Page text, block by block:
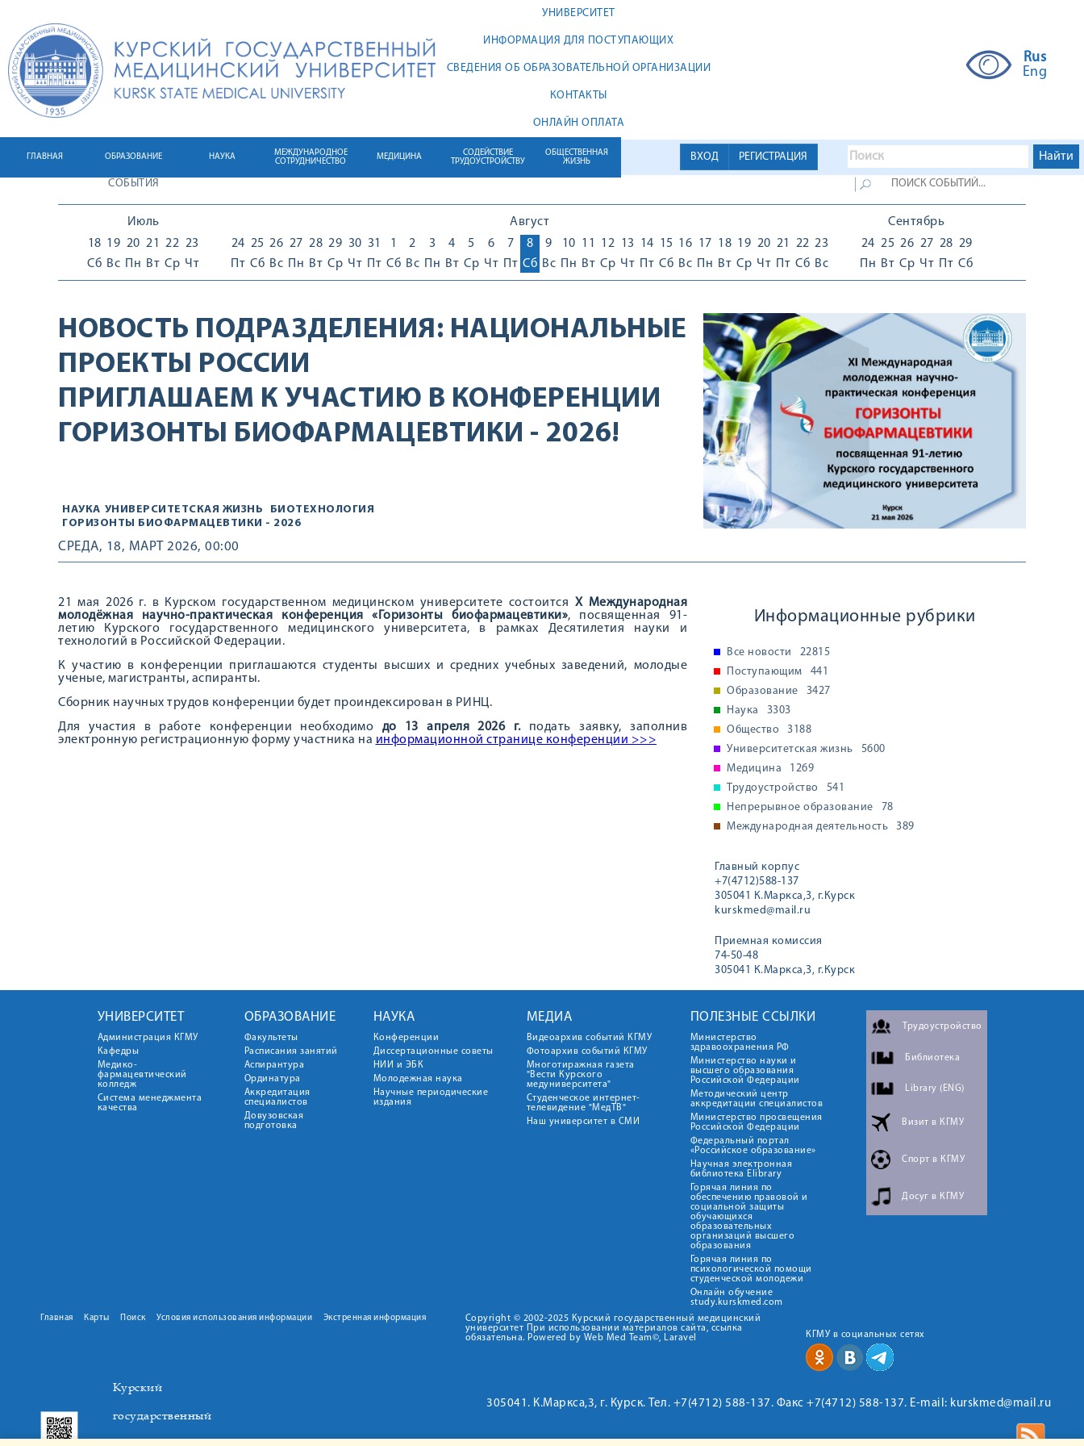
УНИВЕРСИТЕТ
ИНФОРМАЦИЯ ДЛЯ ПОСТУПАЮЩИХ
СВЕДЕНИЯ ОБ ОБРАЗОВАТЕЛЬНОЙ ОРГАНИЗАЦИИ
КОНТАКТЫ
ОНЛАЙН ОПЛАТА
Rus
Eng
ВХОД РЕГИСТРАЦИЯ
ГЛАВНАЯ ОБРАЗОВАНИЕ НАУКА
МЕЖДУНАРОДНОЕ
СОТРУДНИЧЕСТВО
МЕДИЦИНА
СОДЕЙСТВИЕ
ТРУДОУСТРОЙСТВУ
ОБЩЕСТВЕННАЯ
ЖИЗНЬ
СОБЫТИЯ
Июль
18
Сб
19
Вс
20
Пн
21
Вт
22
Ср
23
Чт
Август
24
Пт
25
Сб
26
Вс
27
Пн
28
Вт
29
Ср
30
Чт
31
Пт
1
Сб
2
Вс
3
Пн
4
Вт
5
Ср
6
Чт
7
Пт
8
Сб
9
Вс
10
Пн
11
Вт
12
Ср
13
Чт
14
Пт
15
Сб
16
Вс
17
Пн
18
Вт
19
Ср
20
Чт
21
Пт
22
Сб
23
Вс
Сентябрь
24
Пн
25
Вт
26
Ср
27
Чт
28
Пт
29
Сб
НОВОСТЬ ПОДРАЗДЕЛЕНИЯ: НАЦИОНАЛЬНЫЕ
ПРОЕКТЫ РОССИИ
ПРИГЛАШАЕМ К УЧАСТИЮ В КОНФЕРЕНЦИИ
ГОРИЗОНТЫ БИОФАРМАЦЕВТИКИ - 2026!
НАУКА УНИВЕРСИТЕТСКАЯ ЖИЗНЬ
БИОТЕХНОЛОГИЯ
ГОРИЗОНТЫ БИОФАРМАЦЕВТИКИ - 2026
СРЕДА, 18, МАРТ 2026, 00:00
21 мая 2026 г. в Курском государственном медицинском университете состоится Х Международная
молодёжная научно-практическая конференция «Горизонты биофармацевтики», посвященная 91-
летию Курского государственного медицинского университета, в рамках Десятилетия науки и
технологий в Российской Федерации.
К участию в конференции приглашаются студенты высших и средних учебных заведений, молодые
ученые, магистранты, аспиранты.
Сборник научных трудов конференции будет проиндексирован в РИНЦ.
Для участия в работе конференции необходимо до 13 апреля 2026 г.подать заявку, заполнив
электронную регистрационную форму участника на информационной странице конференции >>>
Информационные рубрики
Все новости
22815
Поступающим
441
Образование
3427
Наука
3303
Общество
3188
Университетская жизнь
5600
Медицина
1269
Трудоустройство
541
Непрерывное образование
78
Международная деятельность
389
Главный корпус
+7(4712)588-137
305041 К.Маркса,3, г.Курск
kurskmed@mail.ru
Приемная комиссия
74-50-48
305041 К.Маркса,3, г.Курск
УНИВЕРСИТЕТ
Администрация КГМУ
Кафедры
Медико-
фармацевтический
колледж
Система менеджмента
качества
ОБРАЗОВАНИЕ
Факультеты
Расписания занятий
Аспирантура
Ординатура
Аккредитация
специалистов
Довузовская
подготовка
НАУКА
Конференции
Диссертационные советы
НИИ и ЭБК
Молодежная наука
Научные периодические
издания
МЕДИА
Видеоархив событий КГМУ
Фотоархив событий КГМУ
Многотиражная газета
"Вести Курского
медуниверситета"
Студенческое интернет-
телевидение "МедТВ"
Наш университет в СМИ
ПОЛЕЗНЫЕ ССЫЛКИ
Министерство
здравоохранения РФ
Министерство науки и
высшего образования
Российской Федерации
Методический центр
аккредитации специалистов
Министерство просвещения
Российской Федерации
Федеральный портал
«Российское образование»
Научная электронная
библиотека Elibrary
Горячая линия по
обеспечению правовой и
социальной защиты
обучающихся
образовательных
организаций высшего
образования
Горячая линия по
психологической помощи
студенческой молодежи
Онлайн обучение
study.kurskmed.com
Трудоустройство
Библиотека
Library (ENG)
Визит в КГМУ
Спорт в КГМУ
Досуг в КГМУ
Главная Карты Поиск Условия использования информации Экстренная информация
Copyright © 2002-2025 Курский государственный медицинский
университет При использовании материалов сайта, ссылка
обязательна. Powered by Web Med Team©, Laravel
КГМУ в социальных сетях
Курский
государственный
305041. К.Маркса,3, г. Курск. Тел. +7(4712) 588-137. Факс +7(4712) 588-137. E-mail: kurskmed@mail.ru